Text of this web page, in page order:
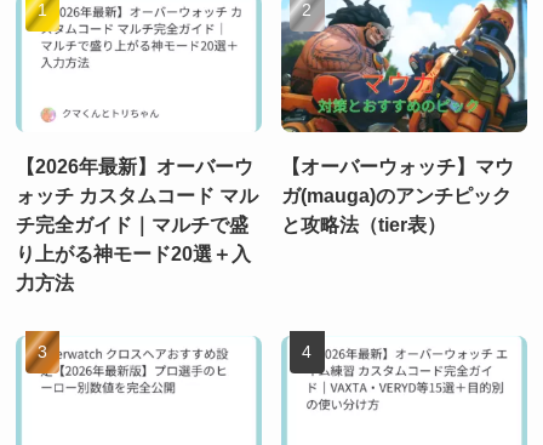
【2026年最新】オーバーウ
ォッチ カスタムコード マル
チ完全ガイド｜マルチで盛
り上がる神モード20選＋入
力方法
【オーバーウォッチ】マウ
ガ(mauga)のアンチピック
と攻略法（tier表）